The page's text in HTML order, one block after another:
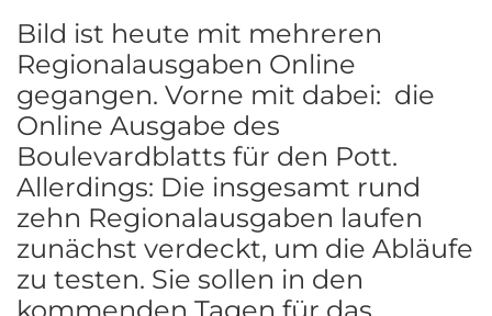
Bild ist heute mit mehreren
Regionalausgaben Online
gegangen. Vorne mit dabei: die
Online Ausgabe des
Boulevardblatts für den Pott.
Allerdings: Die insgesamt rund
zehn Regionalausgaben laufen
zunächst verdeckt, um die Abläufe
zu testen. Sie sollen in den